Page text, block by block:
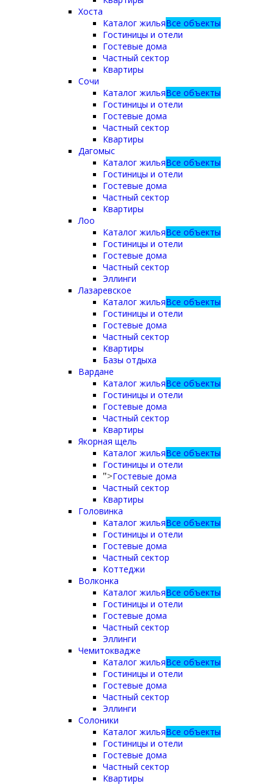
Хоста
Каталог жильяВсе объекты
Гостиницы и отели
Гостевые дома
Частный сектор
Квартиры
Сочи
Каталог жильяВсе объекты
Гостиницы и отели
Гостевые дома
Частный сектор
Квартиры
Дагомыс
Каталог жильяВсе объекты
Гостиницы и отели
Гостевые дома
Частный сектор
Квартиры
Лоо
Каталог жильяВсе объекты
Гостиницы и отели
Гостевые дома
Частный сектор
Эллинги
Лазаревское
Каталог жильяВсе объекты
Гостиницы и отели
Гостевые дома
Частный сектор
Квартиры
Базы отдыха
Вардане
Каталог жильяВсе объекты
Гостиницы и отели
Гостевые дома
Частный сектор
Квартиры
Якорная щель
Каталог жильяВсе объекты
Гостиницы и отели
">Гостевые дома
Частный сектор
Квартиры
Головинка
Каталог жильяВсе объекты
Гостиницы и отели
Гостевые дома
Частный сектор
Коттеджи
Волконка
Каталог жильяВсе объекты
Гостиницы и отели
Гостевые дома
Частный сектор
Эллинги
Чемитоквадже
Каталог жильяВсе объекты
Гостиницы и отели
Гостевые дома
Частный сектор
Эллинги
Солоники
Каталог жильяВсе объекты
Гостиницы и отели
Гостевые дома
Частный сектор
Квартиры